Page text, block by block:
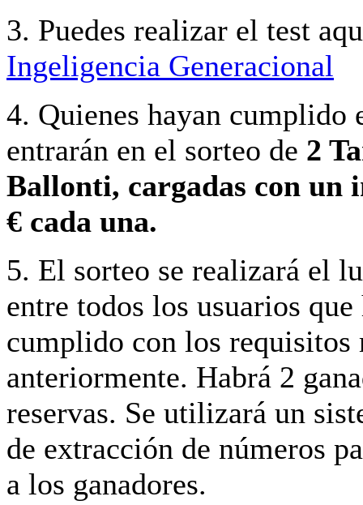
3. Puedes realizar el test
Ingeligencia Generacional
4. Quienes hayan cumplido
entrarán en el sorteo de 2
Ballonti, cargadas con un
€ cada una.
5. El sorteo se realizará el
entre todos los usuarios que
cumplido con los requisitos
anteriormente. Habrá 2
reservas. Se utilizará un
de extracción de números
a los ganadores.